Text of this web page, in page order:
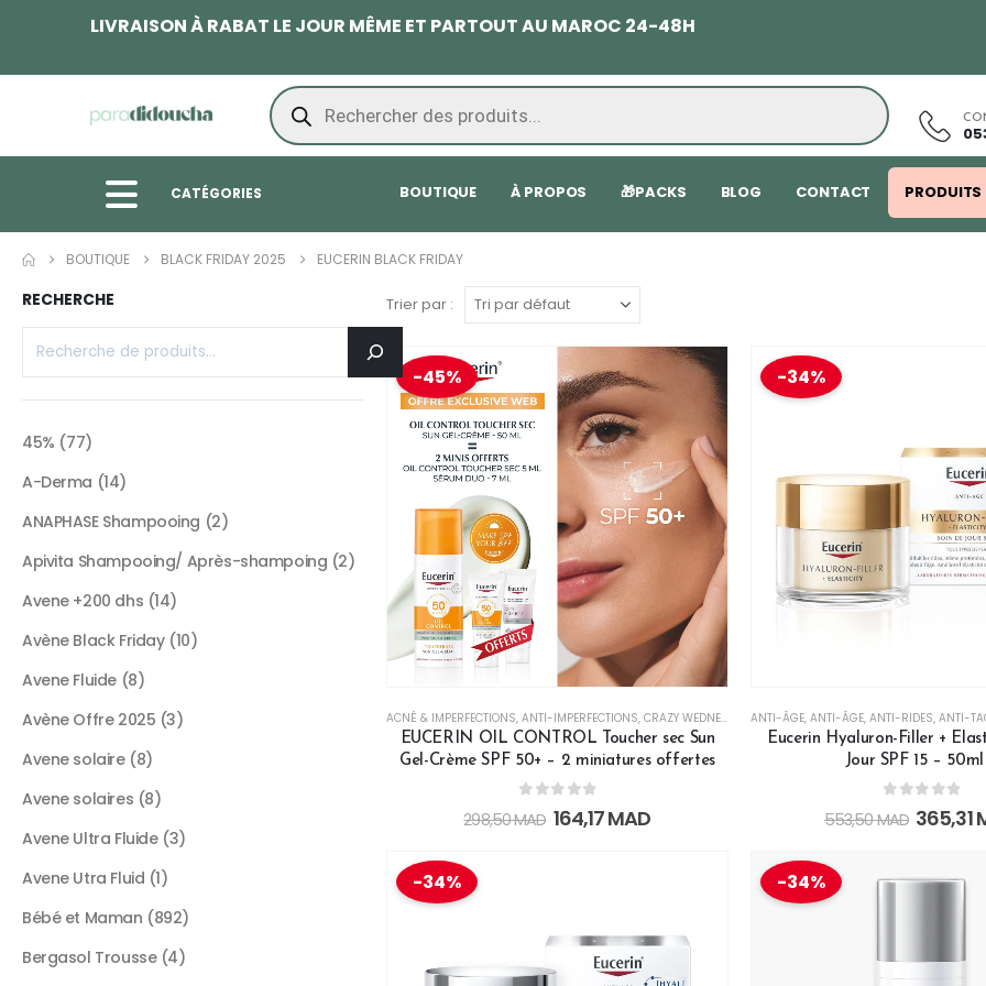
LIVRAISON À RABAT LE JOUR MÊME ET PARTOUT AU MAROC 24-48H
CATÉGORIES BOUTIQUE À PROPOS 🎁PACKS BLOG CONTACT PRODUITS
BOUTIQUE BLACK FRIDAY 2025 EUCERIN BLACK FRIDAY
Trier par :
-45%
ACNÉ & IMPERFECTIONS, ANTI-IMPERFECTIONS, CRAZY WEDNESDAY ,CRÈMES DE JOUR,EUCERIN BLACK FRIDAY,
EUCERIN OIL CONTROL Toucher sec Sun
Gel-Crème SPF 50+ – 2 miniatures offertes
out of 5
298,50MAD 164,17MAD
-34%
ANTI-ÂGE, ANTI-ÂGE, ANTI-RIDES, ANTI-
Eucerin Hyaluron-Filler +
Jour SPF 15 –
out of 5
553,50MAD 365,31
-34% -34%
RECHERCHE
45% 77
A-Derma 14
ANAPHASE Shampooing 2
Apivita Shampooing/ Après-shampoing 2
Avene +200 dhs 14
Avène Black Friday 10
Avene Fluide 8
Avène Offre 2025 3
Avene solaire 8
Avene solaires 8
Avene Ultra Fluide 3
Avene Utra Fluid 1
Bébé et Maman 892
Bergasol Trousse 4